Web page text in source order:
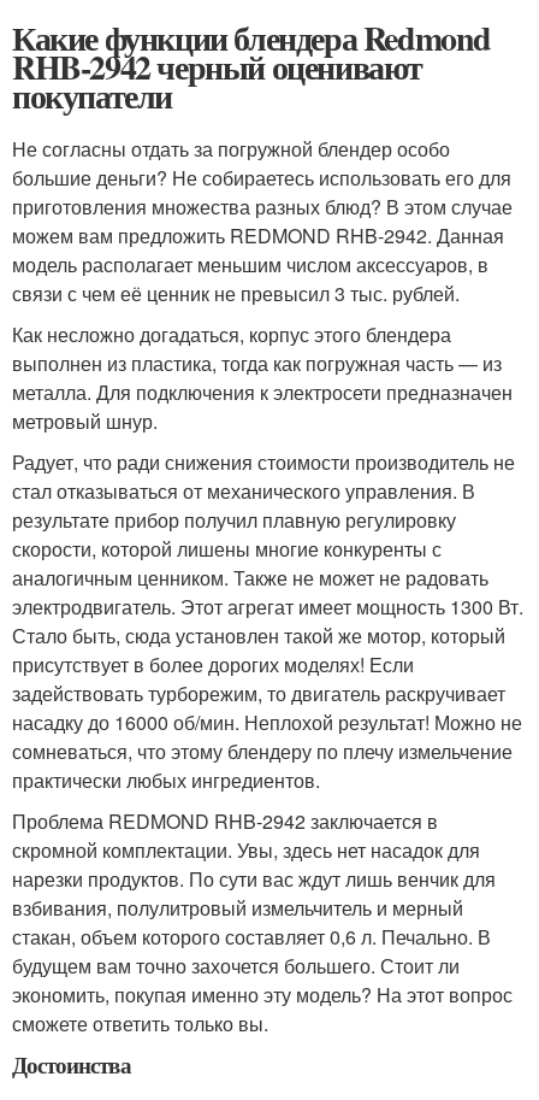
Какие функции блендера Redmond
RHB-2942 черный оценивают
покупатели
Не согласны отдать за погружной блендер особо
большие деньги? Не собираетесь использовать его для
приготовления множества разных блюд? В этом случае
можем вам предложить REDMOND RHB-2942. Данная
модель располагает меньшим числом аксессуаров, в
связи с чем её ценник не превысил 3 тыс. рублей.
Как несложно догадаться, корпус этого блендера
выполнен из пластика, тогда как погружная часть — из
металла. Для подключения к электросети предназначен
метровый шнур.
Радует, что ради снижения стоимости производитель не
стал отказываться от механического управления. В
результате прибор получил плавную регулировку
скорости, которой лишены многие конкуренты с
аналогичным ценником. Также не может не радовать
электродвигатель. Этот агрегат имеет мощность 1300 Вт.
Стало быть, сюда установлен такой же мотор, который
присутствует в более дорогих моделях! Если
задействовать турборежим, то двигатель раскручивает
насадку до 16000 об/мин. Неплохой результат! Можно не
сомневаться, что этому блендеру по плечу измельчение
практически любых ингредиентов.
Проблема REDMOND RHB-2942 заключается в
скромной комплектации. Увы, здесь нет насадок для
нарезки продуктов. По сути вас ждут лишь венчик для
взбивания, полулитровый измельчитель и мерный
стакан, объем которого составляет 0,6 л. Печально. В
будущем вам точно захочется большего. Стоит ли
экономить, покупая именно эту модель? На этот вопрос
сможете ответить только вы.
Достоинства